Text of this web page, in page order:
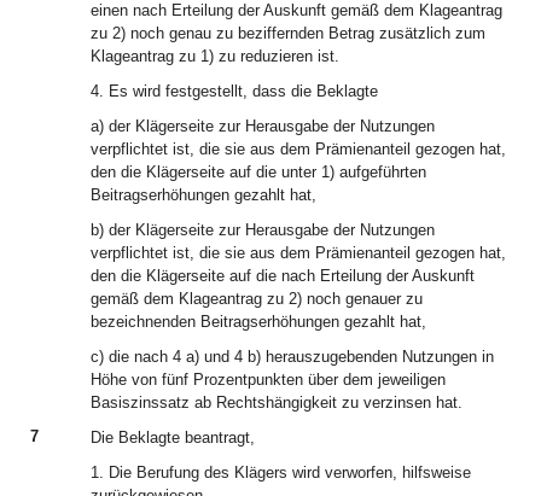
einen nach Erteilung der Auskunft gemäß dem Klageantrag
zu 2) noch genau zu beziffernden Betrag zusätzlich zum
Klageantrag zu 1) zu reduzieren ist.
4. Es wird festgestellt, dass die Beklagte
a) der Klägerseite zur Herausgabe der Nutzungen
verpflichtet ist, die sie aus dem Prämienanteil gezogen hat,
den die Klägerseite auf die unter 1) aufgeführten
Beitragserhöhungen gezahlt hat,
b) der Klägerseite zur Herausgabe der Nutzungen
verpflichtet ist, die sie aus dem Prämienanteil gezogen hat,
den die Klägerseite auf die nach Erteilung der Auskunft
gemäß dem Klageantrag zu 2) noch genauer zu
bezeichnenden Beitragserhöhungen gezahlt hat,
c) die nach 4 a) und 4 b) herauszugebenden Nutzungen in
Höhe von fünf Prozentpunkten über dem jeweiligen
Basiszinssatz ab Rechtshängigkeit zu verzinsen hat.
7
Die Beklagte beantragt,
1. Die Berufung des Klägers wird verworfen, hilfsweise